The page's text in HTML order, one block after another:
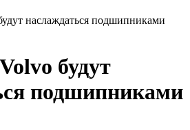
наслаждаться подшипниками
будут
подшипниками